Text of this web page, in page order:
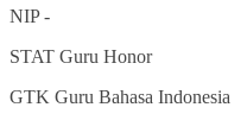
NIP-
STAT Guru Honor
GTK Guru Bahasa Indonesia